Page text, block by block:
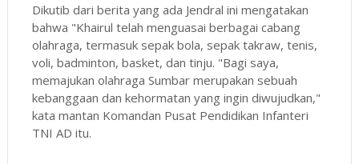
Dikutib dari berita yang ada Jendral ini mengatakan
bahwa "Khairul telah menguasai berbagai cabang
olahraga, termasuk sepak bola, sepak takraw, tenis,
voli, badminton, basket, dan tinju. "Bagi saya,
memajukan olahraga Sumbar merupakan sebuah
kebanggaan dan kehormatan yang ingin diwujudkan,"
kata mantan Komandan Pusat Pendidikan Infanteri
TNI AD itu.